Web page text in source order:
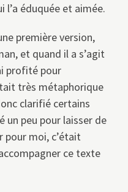
éduquée et aimée.
première version,
et quand il a s’agit
profité pour
très métaphorique
clarifié certains
un peu pour laisser de
pour moi, c’était
ce texte